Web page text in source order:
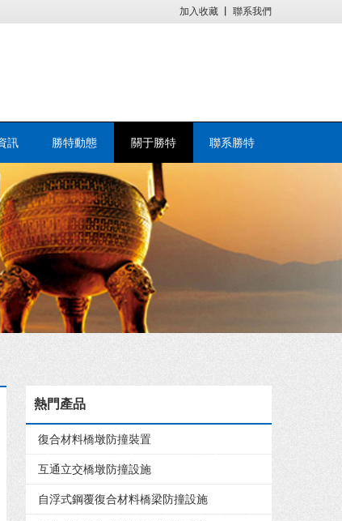
加入收藏 聯系我們
訊 勝特動態 關于勝特 聯系勝特
熱門產品
復合材料橋墩防撞裝置
互通立交橋墩防撞設施
自浮式鋼覆復合材料橋梁防撞設施